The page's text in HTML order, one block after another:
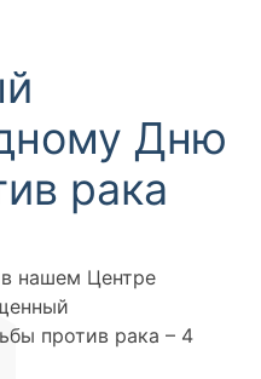
Дню
рака
нашем Центре
против рака – 4